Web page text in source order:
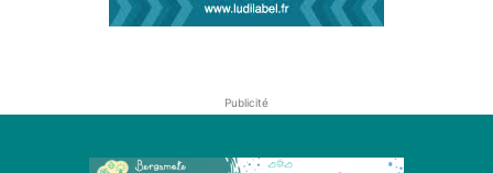
Publicité